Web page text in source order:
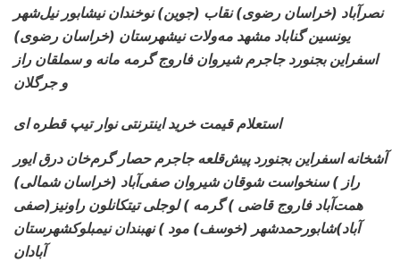
نصرآباد (خراسان رضوی) نقاب (جوین) نوخندان نیشابور نیل‌شهر
(خراسان رضوی) یونسین گناباد مشهد مه‌ولات نیشهرستان
اسفراین بجنورد جاجرم شیروان فاروج گرمه مانه و سملقان راز
و جرگلان
استعلام قیمت خرید اینترنتی نوار تیپ قطره ای
آشخانه اسفراین بجنورد پیش‌قلعه جاجرم حصار گرم‌خان درق ایور
راز ) سنخواست شوقان شیروان صفی‌آباد (خراسان شمالی)
همت‌آبادفاروج قاضی ) گرمه ) لوجلی تیتکانلون راونیز(صفی
آباد)شابورحمدشهر (خوسف) مود ) نهبندان نیمبلوکشهرستان
آبادان